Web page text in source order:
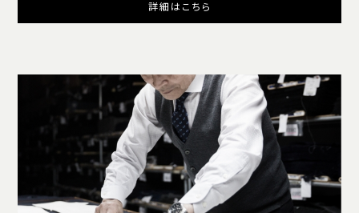
詳細はこちら